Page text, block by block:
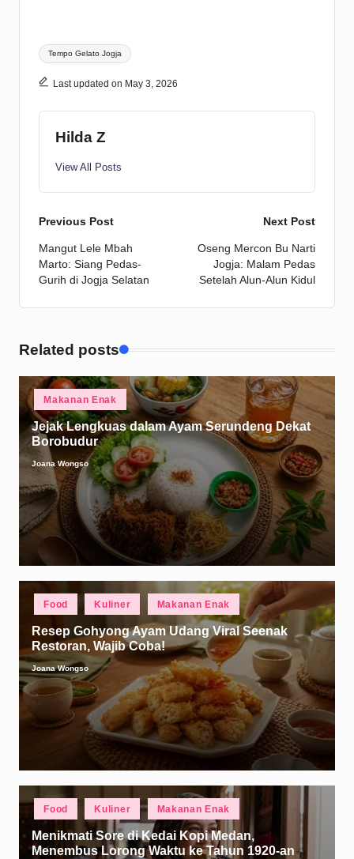
Tags:
Tempo Gelato Jogja
Last updated on May 3, 2026
Hilda Z
View All Posts
Post
navigation
Previous Post
Mangut Lele Mbah
Marto: Siang Pedas-
Gurih di Jogja Selatan
Next Post
Oseng Mercon Bu Narti
Jogja: Malam Pedas
Setelah Alun-Alun Kidul
Related posts
Posted
Makanan Enak
Jejak Lengkuas dalam Ayam Serundeng Dekat
Borobudur
Posted
by
Joana Wongso
Food Kuliner Makanan Enak
Resep Gohyong Ayam Udang Viral Seenak
Restoran, Wajib Coba!
Posted
by
Joana Wongso
Posted
Food Kuliner Makanan Enak
Menikmati Sore di Kedai Kopi Medan,
Menembus Lorong Waktu ke Tahun 1920-an